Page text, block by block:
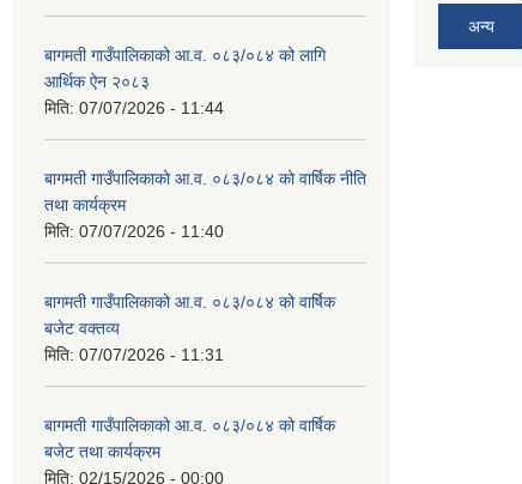
बागमती गाउँपालिकाको आ.व. ०८३/०८४ को लागि
आर्थिक ऐन २०८३
मिति: 07/07/2026 - 11:44
बागमती गाउँपालिकाको आ.व. ०८३/०८४ को वार्षिक नीति
तथा कार्यक्रम
मिति: 07/07/2026 - 11:40
बागमती गाउँपालिकाको आ.व. ०८३/०८४ को वार्षिक
बजेट वक्तव्य
मिति: 07/07/2026 - 11:31
बागमती गाउँपालिकाको आ.व. ०८३/०८४ को वार्षिक
बजेट तथा कार्यक्रम
मिति: 02/15/2026 - 00:00
अन्य